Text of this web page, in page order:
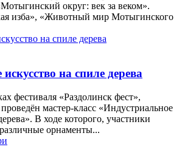
округ: век за веком».
изба», «Животный мир Мотыгинского
на спиле дерева
фестиваля «Раздолинск фест»,
мастер-класс «Индустриальное
В ходе которого, участники
орнаменты...